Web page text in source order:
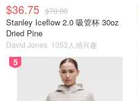
$36.75 $70.00
Stanley Iceflow 2.0 吸管杯 30oz
Dried Pine
David Jones 1053人感兴趣
5